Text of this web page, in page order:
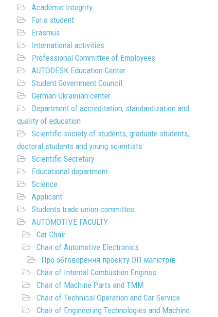
Academic Integrity
For a student
Erasmus
International activities
Professional Committee of Employees
AUTODESK Education Center
Student Government Council
German-Ukrainian center
Department of accreditation, standardization and
quality of education
Scientific society of students, graduate students,
doctoral students and young scientists
Scientific Secretary
Educational department
Science
Applicant
Students trade union committee
AUTOMOTIVE FACULTY
Car Chair
Chair of Automotive Electronics
Про обговорення проєкту ОП магістрів
Chair of Internal Combustion Engines
Chair of Machine Parts and TMM
Chair of Technical Operation and Car Service
Chair of Engineering Technologies and Machine